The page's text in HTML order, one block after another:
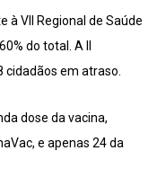
à VII Regional de Saúde
do total. A II
cidadãos em atraso.
dose da vacina,
e apenas 24 da